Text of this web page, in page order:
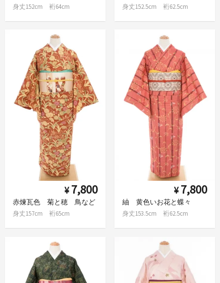
身丈152cm 裄64cm 身丈152.5cm 裄62.5cm
¥ 7,800
赤煉瓦色 菊と穂 鳥など
身丈157cm 裄65cm
¥ 7,800
紬 黄色いお花と蝶々
身丈153.5cm 裄62.5cm